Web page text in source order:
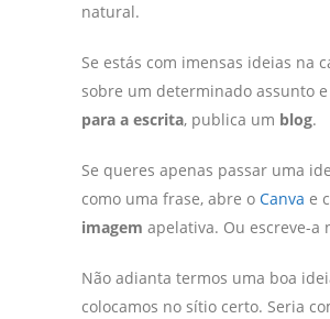
natural.
Se estás com imensas ideias na
sobre um determinado assunto
para a escrita, publica um blog.
Se queres apenas passar uma
como uma frase, abre o Canva e
imagem apelativa. Ou escreve-a
Não adianta termos uma boa
colocamos no sítio certo. Seria